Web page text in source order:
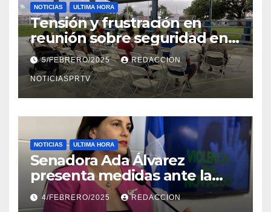
NOTICIAS ULTIMA HORA
Tensión y frustración en
reunión sobre seguridad en
Reparto Metropolitano
5/FEBRERO/2025 REDACCION
NOTICIASPRTV
NOTICIAS ULTIMA HORA
Senadora Ada Álvarez
presenta medidas ante la
violencia en el noviazgo
4/FEBRERO/2025 REDACCION